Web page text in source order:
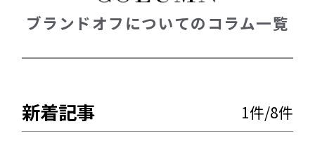
ブランドオフについてのコラム一覧
新着記事 1件/8件